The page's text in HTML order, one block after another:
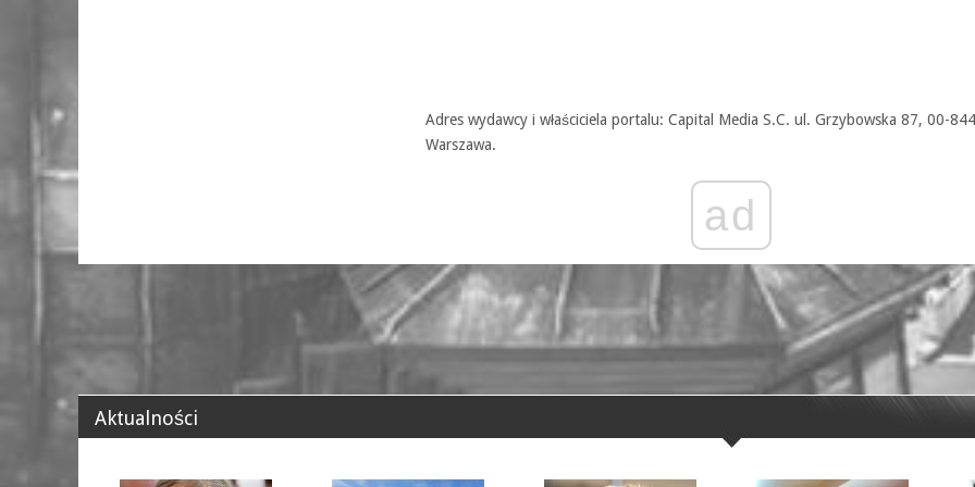
Adres wydawcy i właściciela portalu: Capital Media S.C. ul. Grzybowska 87, 00-844
Warszawa.
ad
Aktualności